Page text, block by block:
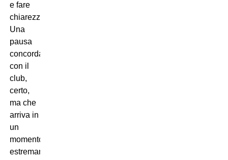
e fare
chiarezza.
Una
pausa
concordata
con il
club,
certo,
ma che
arriva in
un
momento
estremamente